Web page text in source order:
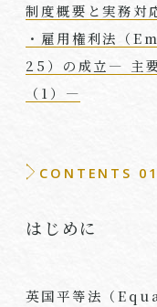
制度概要と実務対
・雇用権利法
25）の成立― 主
（1）―
CONTENTS 01
はじめに
英国平等法（